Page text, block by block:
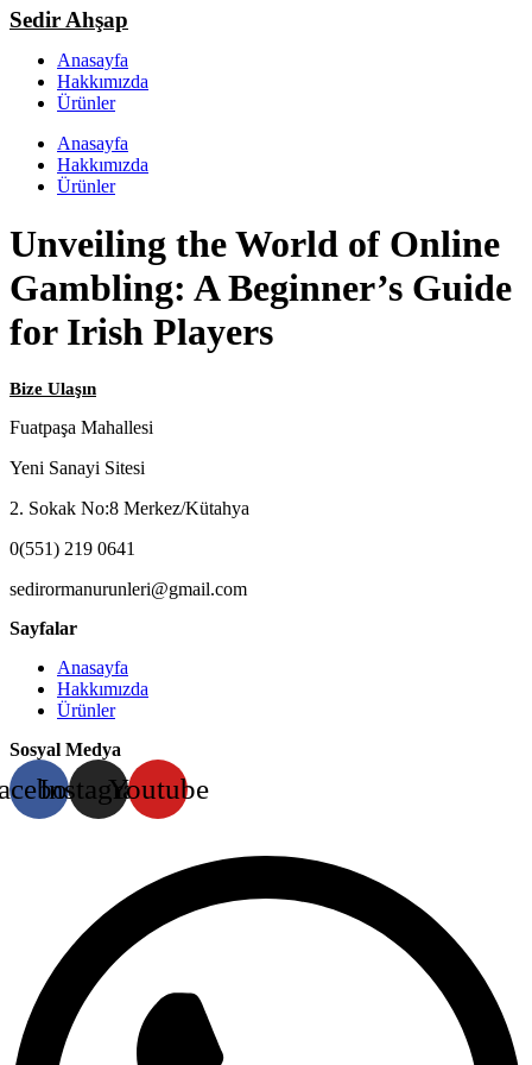
Sedir Ahşap
Anasayfa
Hakkımızda
Ürünler
Anasayfa
Hakkımızda
Ürünler
Unveiling the World of Online
Gambling: A Beginner’s Guide
for Irish Players
Bize Ulaşın
Fuatpaşa Mahallesi
Yeni Sanayi Sitesi
2. Sokak No:8 Merkez/Kütahya
0(551) 219 0641
sedirormanurunleri@gmail.com
Sayfalar
Anasayfa
Hakkımızda
Ürünler
Sosyal Medya
InstagramYoutube